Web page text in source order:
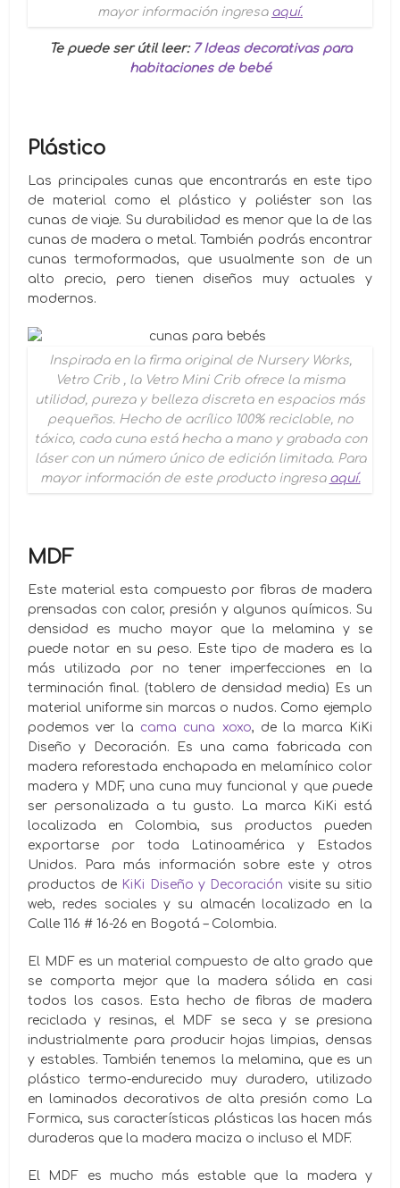
mayor información ingresa aquí.
Te puede ser útil leer: 7 Ideas decorativas para
habitaciones de bebé
Plástico
Las principales cunas que encontrarás en este tipo
de material como el plástico y poliéster son las
cunas de viaje. Su durabilidad es menor que la de las
cunas de madera o metal. También podrás encontrar
cunas termoformadas, que usualmente son de un
alto precio, pero tienen diseños muy actuales y
modernos.
Inspirada en la firma original de Nursery Works,
Vetro Crib , la Vetro Mini Crib ofrece la misma
utilidad, pureza y belleza discreta en espacios más
pequeños. Hecho de acrílico 100% reciclable, no
tóxico, cada cuna está hecha a mano y grabada con
láser con un número único de edición limitada. Para
mayor información de este producto ingresa aquí.
MDF
Este material esta compuesto por fibras de madera
prensadas con calor, presión y algunos químicos. Su
densidad es mucho mayor que la melamina y se
puede notar en su peso. Este tipo de madera es la
más utilizada por no tener imperfecciones en la
terminación final. (tablero de densidad media) Es un
material uniforme sin marcas o nudos. Como ejemplo
podemos ver la cama cuna xoxo, de la marca KiKi
Diseño y Decoración. Es una cama fabricada con
madera reforestada enchapada en melamínico color
madera y MDF, una cuna muy funcional y que puede
ser personalizada a tu gusto. La marca KiKi está
localizada en Colombia, sus productos pueden
exportarse por toda Latinoamérica y Estados
Unidos. Para más información sobre este y otros
productos de KiKi Diseño y Decoración visite su sitio
web, redes sociales y su almacén localizado en la
Calle 116 # 16-26 en Bogotá – Colombia.
El MDF es un material compuesto de alto grado que
se comporta mejor que la madera sólida en casi
todos los casos. Esta hecho de fibras de madera
reciclada y resinas, el MDF se seca y se presiona
industrialmente para producir hojas limpias, densas
y estables. También tenemos la melamina, que es un
plástico termo-endurecido muy duradero, utilizado
en laminados decorativos de alta presión como La
Formica, sus características plásticas las hacen más
duraderas que la madera maciza o incluso el MDF.
El MDF es mucho más estable que la madera y